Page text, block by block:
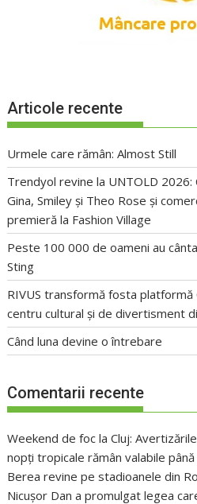
Articole recente
Urmele care rămân: Almost Still
Trendyol revine la UNTOLD 2026:
Gina, Smiley și Theo Rose și
premieră la Fashion Village
Peste 100 000 de oameni au
Sting
RIVUS transformă fosta platformă
centru cultural și de divertisment
Când luna devine o întrebare
Comentarii recente
Weekend de foc la Cluj:
nopți tropicale rămân valabile
Berea revine pe stadioanele din
Nicușor Dan a promulgat legea